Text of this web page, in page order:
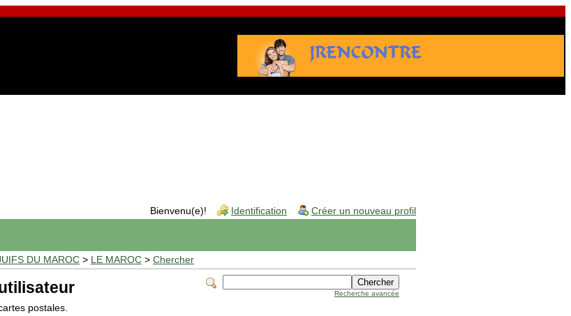
Bienvenu(e)! Identification Créer un nouveau profil
DU MAROC > LE MAROC > Chercher
Recherche avancée
postales.